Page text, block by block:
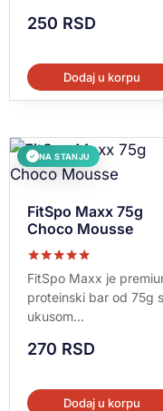
250 RSD
Dodaj u korpu
✓ NA STANJU
FitSpo Maxx 75g
Choco Mousse
Ocenjeno sa
5.00
od 5
FitSpo Maxx je
proteinski bar od 75g s
ukusom...
270 RSD
Dodaj u korpu